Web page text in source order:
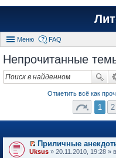
Меню FAQ
Непрочитанные
Отметить всё как
1 2
П
Приличные
Uksus » 20.11.2010, 19:28 »